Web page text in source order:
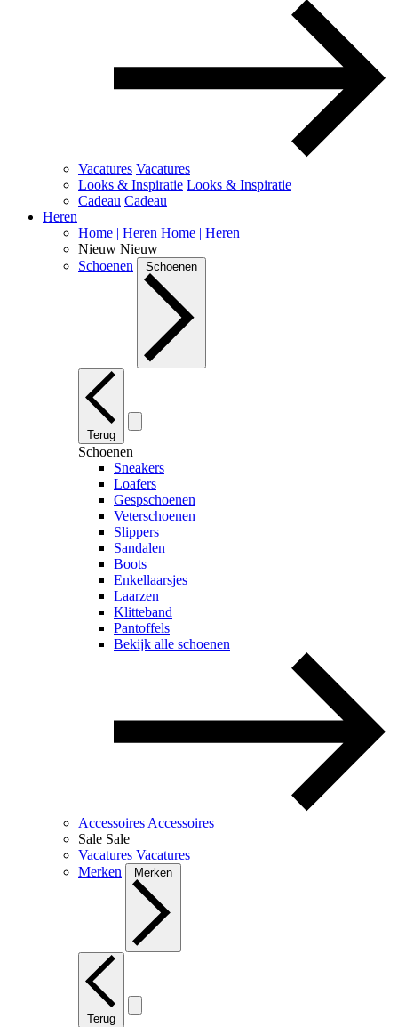
Vacatures Vacatures
Looks & Inspiratie Looks & Inspiratie
Cadeau Cadeau
Heren
Home | Heren Home | Heren
Nieuw Nieuw
Schoenen
Schoenen
Terug
Schoenen
Sneakers
Loafers
Gespschoenen
Veterschoenen
Slippers
Sandalen
Boots
Enkellaarsjes
Laarzen
Klitteband
Pantoffels
Bekijk alle schoenen
Accessoires Accessoires
Sale Sale
Vacatures Vacatures
Merken
Merken
Terug